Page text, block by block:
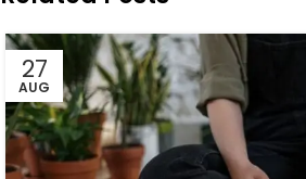
27
AUG